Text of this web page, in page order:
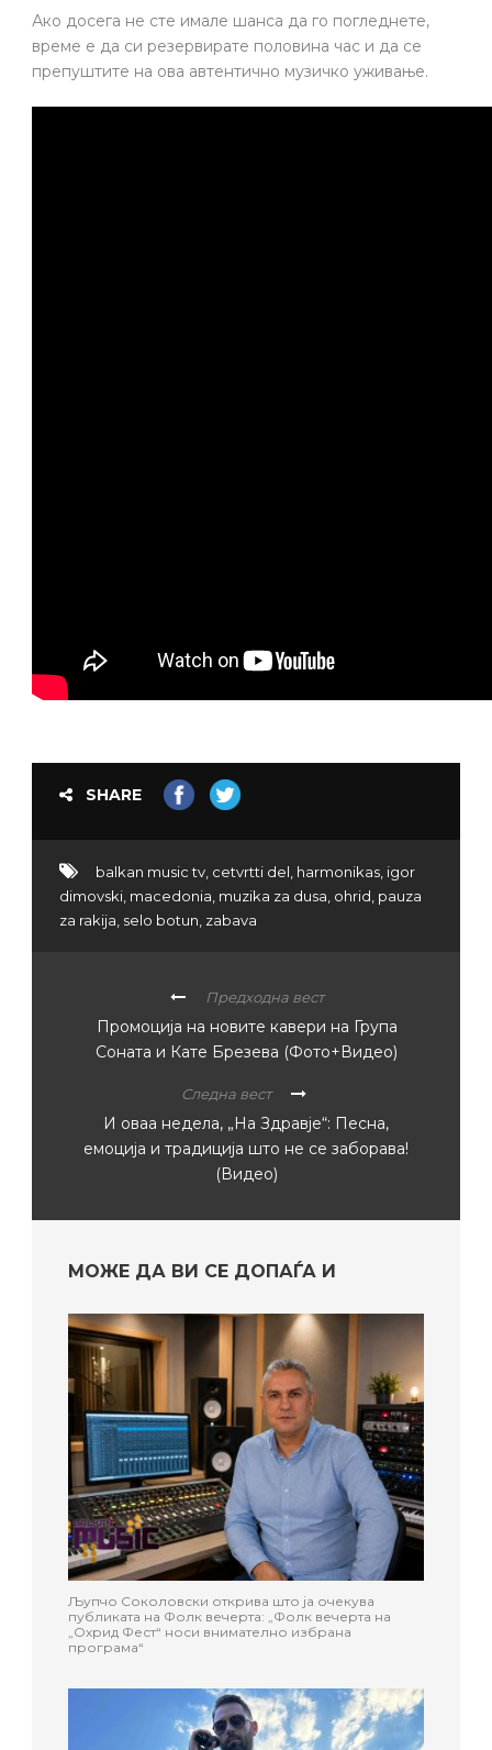
Ако досега не сте имале шанса да го погледнете,
време е да си резервирате половина час и да се
препуштите на ова автентично музичко уживање.
SHARE
balkan music tv cetvrtti del harmonikas igor
dimovski macedonia muzika za dusa ohrid pauza
za rakija selo botun zabava
Предходна вест
Промоција на новите кавери на Група
Соната и Кате Брезева (Фото+Видео)
Следна вест
И оваа недела, „На Здравје“: Песна,
емоција и традиција што не се заборава!
(Видео)
МОЖЕ ДА ВИ СЕ ДОПАЃА И
Љупчо Соколовски открива што ја очекува
публиката на Фолк вечерта: „Фолк вечерта на
„Охрид Фест“ носи внимателно избрана
програма“